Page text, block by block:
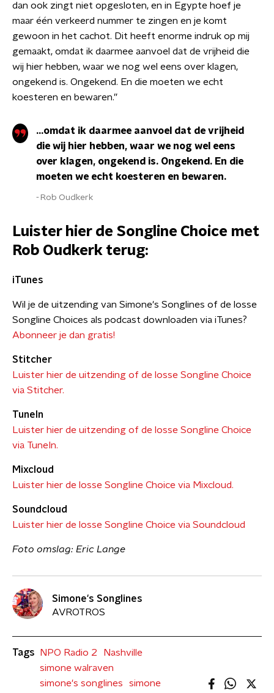
dan ook zingt niet opgesloten, en in Egypte hoef je
maar één verkeerd nummer te zingen en je komt
gewoon in het cachot. Dit heeft enorme indruk op mij
gemaakt, omdat ik daarmee aanvoel dat de vrijheid die
wij hier hebben, waar we nog wel eens over klagen,
ongekend is. Ongekend. En die moeten we echt
koesteren en bewaren.”
...omdat ik daarmee aanvoel dat de vrijheid
die wij hier hebben, waar we nog wel eens
over klagen, ongekend is. Ongekend. En die
moeten we echt koesteren en bewaren.
Rob Oudkerk
Luister hier de Songline Choice met
Rob Oudkerk terug:
iTunes
Wil je de uitzending van Simone's Songlines of de losse
Songline Choices als podcast downloaden via iTunes?
Abonneer je dan gratis!
Stitcher
Luister hier de uitzending of de losse Songline Choice
via Stitcher.
TuneIn
Luister hier de uitzending of de losse Songline Choice
via TuneIn.
Mixcloud
Luister hier de losse Songline Choice via Mixcloud.
Soundcloud
Luister hier de losse Songline Choice via Soundcloud
Foto omslag: Eric Lange
Simone's Songlines
AVROTROS
Tags NPO Radio 2
Nashville
simone walraven
simone's songlines
simone